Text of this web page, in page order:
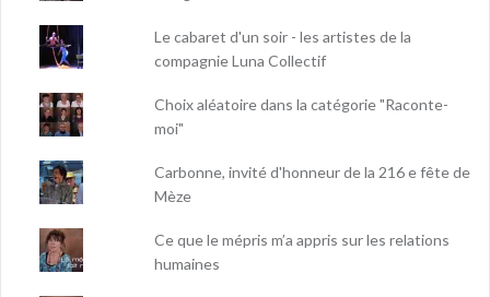
Le cabaret d'un soir - les artistes de la
compagnie Luna Collectif
Choix aléatoire dans la catégorie "Raconte-
moi"
Carbonne, invité d'honneur de la 216 e fête de
Mèze
Ce que le mépris m’a appris sur les relations
humaines